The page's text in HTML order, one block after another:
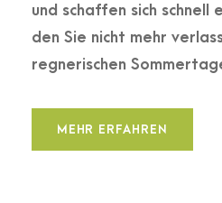
und schaffen sich schnell
den Sie nicht mehr
regnerischen
MEHR ERFAHREN